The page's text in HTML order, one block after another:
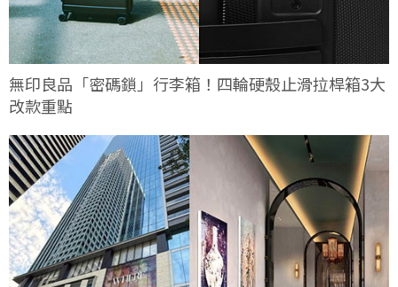
無印良品「密碼鎖」行李箱！四輪硬殼止滑拉桿箱3大
改款重點